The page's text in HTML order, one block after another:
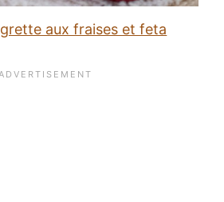
aux fraises et feta